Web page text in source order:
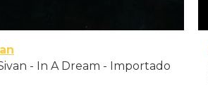
- In A Dream - Importado